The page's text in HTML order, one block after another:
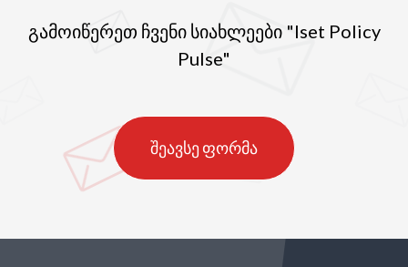
გამოიწერეთ ჩვენი სიახლეები "Iset Policy
Pulse"
შეავსე ფორმა